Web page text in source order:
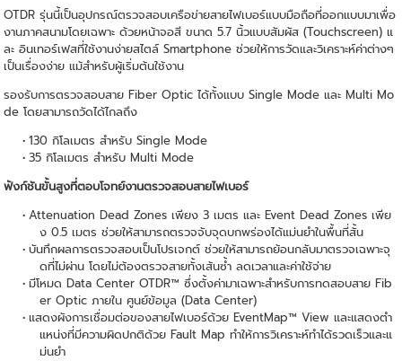
OTDR รุ่นนี้เป็นอุปกรณ์ตรวจสอบเครือข่ายสายไฟเบอร์แบบมือถือที่ออกแบบมาเพื่อ
งานภาคสนามโดยเฉพาะ ด้วยหน้าจอสี ขนาด 5.7 นิ้วแบบสัมผัส (Touchscreen) แ
ละ อินเทอร์เฟสที่ใช้งานง่ายสไตล์ Smartphone ช่วยให้การวัดและวิเคราะห์ค่าต่างๆ
เป็นเรื่องง่าย แม้สำหรับผู้เริ่มต้นใช้งาน
รองรับการตรวจสอบสาย Fiber Optic ได้ทั้งแบบ Single Mode และ Multi Mo
de โดยสามารถวัดได้ไกลถึง
130 กิโลเมตร สำหรับ Single Mode
35 กิโลเมตร สำหรับ Multi Mode
ฟังก์ชันขั้นสูงที่ตอบโจทย์งานตรวจสอบสายไฟเบอร์
Attenuation Dead Zones เพียง 3 เมตร และ Event Dead Zones เพีย
ง 0.5 เมตร ช่วยให้สามารถตรวจจับจุดบกพร่องได้แม่นยำในพื้นที่สั้น
บันทึกผลการตรวจสอบเป็นโปรเจกต์ ช่วยให้สามารถย้อนกลับมาตรวจเฉพาะจุ
ดที่ไม่ผ่าน โดยไม่ต้องตรวจสายทั้งเส้นซ้ำ ลดเวลาและค่าใช้จ่าย
มีโหมด Data Center OTDR™ ซึ่งตั้งค่ามาเฉพาะสำหรับการทดสอบสาย Fib
er Optic ภายใน ศูนย์ข้อมูล (Data Center)
แสดงผังการเชื่อมต่อของสายไฟเบอร์ด้วย EventMap™ View และแสดงตำ
แหน่งที่มีความผิดปกติด้วย Fault Map ทำให้การวิเคราะห์ทำได้รวดเร็วและแ
ม่นยำ